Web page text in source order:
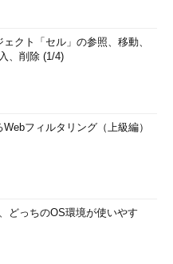
クト「セル」の参照、移動、
、削除 (1/4)
フィルタリング（上級編）
どっちのOS環境が使いやす